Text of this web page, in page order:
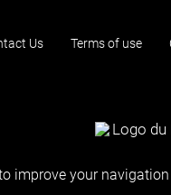
Us Terms of use
improve your